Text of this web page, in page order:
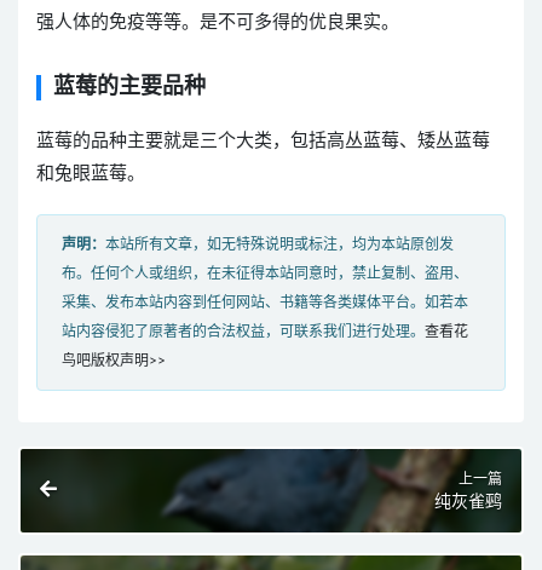
强人体的免疫等等。是不可多得的优良果实。
蓝莓的主要品种
蓝莓的品种主要就是三个大类，包括高丛蓝莓、矮丛蓝莓
和兔眼蓝莓。
声明： 本站所有文章，如无特殊说明或标注，均为本站原创发
布。任何个人或组织，在未征得本站同意时，禁止复制、盗用、
采集、发布本站内容到任何网站、书籍等各类媒体平台。如若本
站内容侵犯了原著者的合法权益，可联系我们进行处理。 查看花
鸟吧版权声明>>
上一篇
纯灰雀鹀